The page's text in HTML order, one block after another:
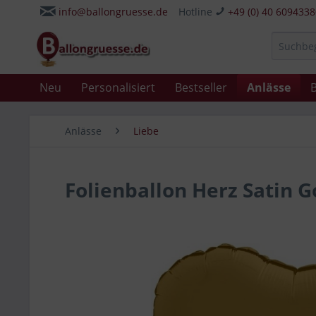
info@ballongruesse.de Hotline +49 (0) 40
Neu Personalisiert Bestseller Anlässe
Anlässe Liebe
Folienballon Herz Satin